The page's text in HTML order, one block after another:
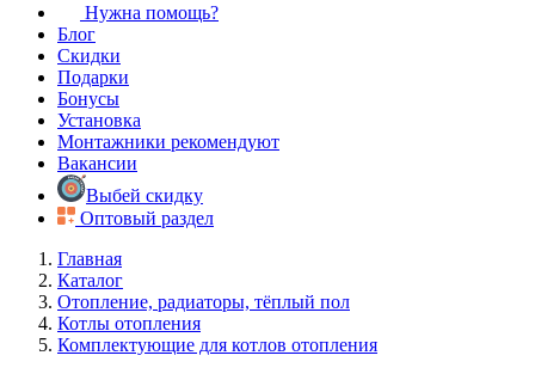
Нужна помощь?
Блог
Скидки
Подарки
Бонусы
Установка
Монтажники рекомендуют
Вакансии
Выбей скидку
Оптовый раздел
Главная
Каталог
Отопление, радиаторы, тёплый пол
Котлы отопления
Комплектующие для котлов отопления